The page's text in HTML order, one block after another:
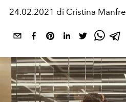
24.02.2021 di Cristina